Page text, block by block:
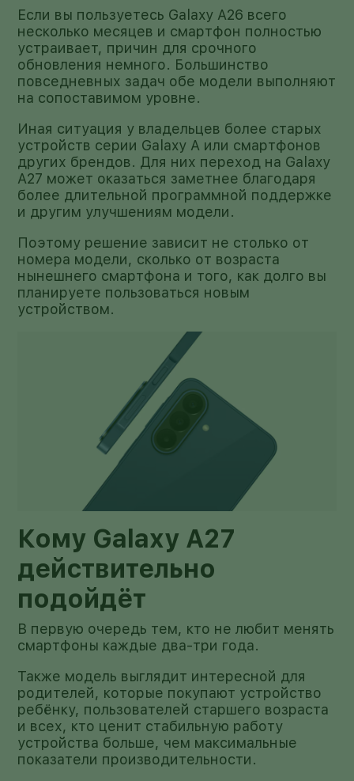
Если вы пользуетесь Galaxy A26 всего
несколько месяцев и смартфон полностью
устраивает, причин для срочного
обновления немного. Большинство
повседневных задач обе модели выполняют
на сопоставимом уровне.
Иная ситуация у владельцев более старых
устройств серии Galaxy A или смартфонов
других брендов. Для них переход на Galaxy
A27 может оказаться заметнее благодаря
более длительной программной поддержке
и другим улучшениям модели.
Поэтому решение зависит не столько от
номера модели, сколько от возраста
нынешнего смартфона и того, как долго вы
планируете пользоваться новым
устройством.
Кому Galaxy A27
действительно
подойдёт
В первую очередь тем, кто не любит менять
смартфоны каждые два-три года.
Также модель выглядит интересной для
родителей, которые покупают устройство
ребёнку, пользователей старшего возраста
и всех, кто ценит стабильную работу
устройства больше, чем максимальные
показатели производительности.